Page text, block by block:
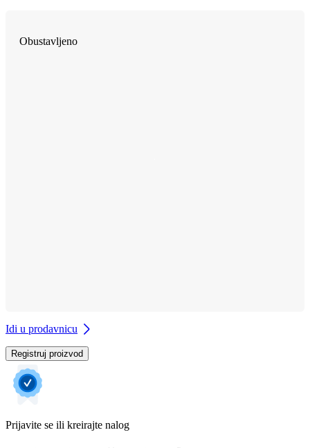
Obustavljeno
Idi u prodavnicu
Registruj proizvod
Prijavite se ili kreirajte nalog